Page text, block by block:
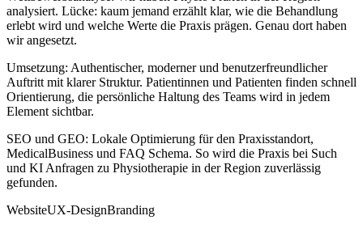
analysiert. Lücke: kaum jemand erzählt klar, wie die Behandlung
erlebt wird und welche Werte die Praxis prägen. Genau dort haben
wir angesetzt.
Umsetzung: Authentischer, moderner und benutzerfreundlicher
Auftritt mit klarer Struktur. Patientinnen und Patienten finden schnell
Orientierung, die persönliche Haltung des Teams wird in jedem
Element sichtbar.
SEO und GEO: Lokale Optimierung für den Praxisstandort,
MedicalBusiness und FAQ Schema. So wird die Praxis bei Such
und KI Anfragen zu Physiotherapie in der Region zuverlässig
gefunden.
WebsiteUX-DesignBranding